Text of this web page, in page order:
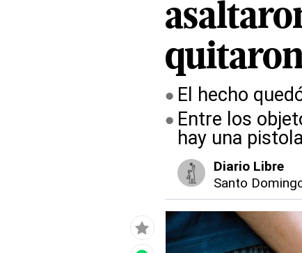
El hecho
Entre los
hay una
Diario Libre
Santo